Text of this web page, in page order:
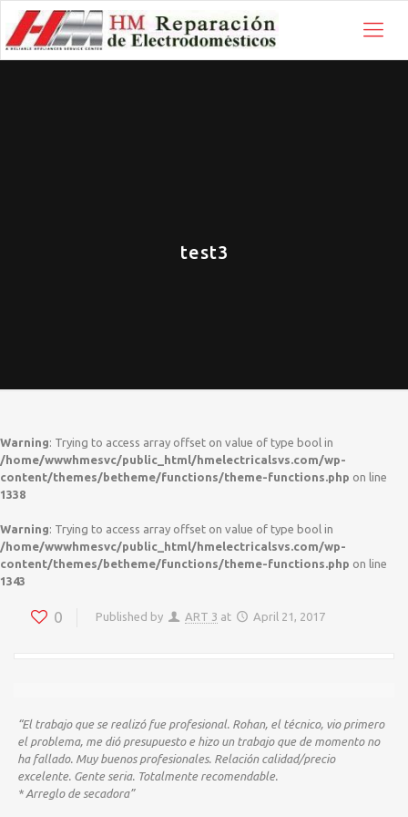
test3
Warning: Trying to access array offset on value of type bool in
/home/wwwhmesvc/public_html/hmelectricalsvs.com/wp-
content/themes/betheme/functions/theme-functions.php on line
1338
Warning: Trying to access array offset on value of type bool in
/home/wwwhmesvc/public_html/hmelectricalsvs.com/wp-
content/themes/betheme/functions/theme-functions.php on line
1343
0 Published by ART 3 at April 21, 2017
“El trabajo que se realizó fue profesional. Rohan, el técnico, vio primero
el problema, me dió presupuesto e hizo un trabajo que de momento no
ha fallado. Muy buenos profesionales. Relación calidad/precio
excelente. Gente seria. Totalmente recomendable.
* Arreglo de secadora”